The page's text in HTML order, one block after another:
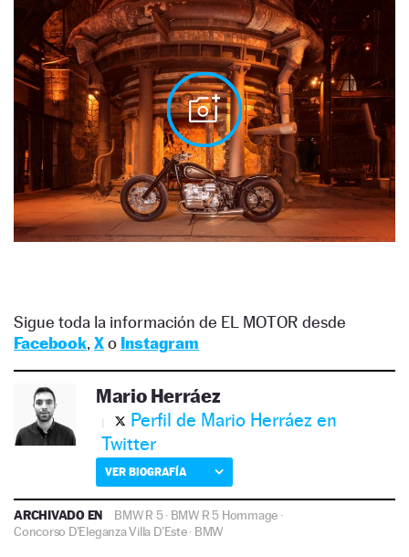
Sigue toda la información de EL MOTOR desde
Facebook, Xo Instagram
Mario Herráez
Perfil de Mario Herráez en
Twitter
VER BIOGRAFÍA
ARCHIVADO EN BMW R 5· BMW R 5 Hommage ·
Concorso D’Eleganza Villa D’Este· BMW